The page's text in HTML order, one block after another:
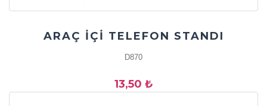
ARAÇ İÇİ TELEFON STANDI
D870
13,50 ₺